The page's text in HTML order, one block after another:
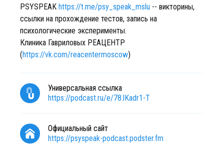
PSYSPEAK https://t.me/psy_speak_mslu -- викторины,
ссылки на прохождение тестов, запись на
психологические эксперименты.
Клиника Гавриловых РЕАЦЕНТР
(https://vk.com/reacentermoscow)
Универсальная ссылка
https://podcast.ru/e/78.lKadr1-T
Официальный сайт
https://psyspeak-podcast.podster.fm